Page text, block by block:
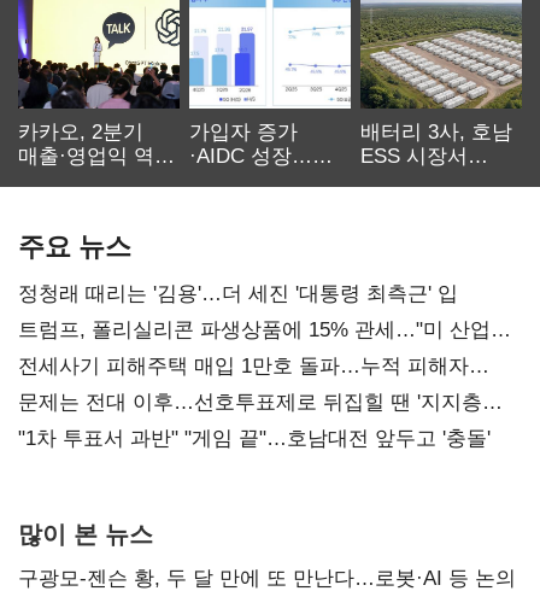
카카오, 2분기
매출·영업익 역대
가입자 증가
·AIDC 성장…
배터리 3사, 호남
ESS 시장서
주요 뉴스
정청래 때리는 '김용'…더 세진 '대통령 최측근' 입
트럼프, 폴리실리콘 파생상품에 15% 관세…"미 산업
재건"
전세사기 피해주택 매입 1만호 돌파…누적 피해자
4만278명
문제는 전대 이후…선호투표제로 뒤집힐 땐 '지지층
불복'
"1차 투표서 과반" "게임 끝"…호남대전 앞두고 '충돌'
많이 본 뉴스
구광모-젠슨 황, 두 달 만에 또 만난다…로봇·AI 등 논의